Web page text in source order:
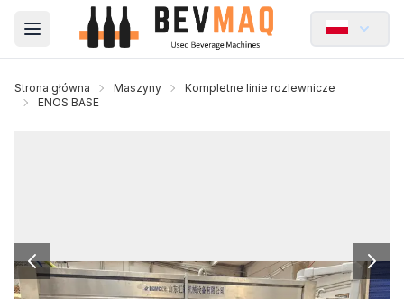
Open main menu
Strona główna Maszyny
Kompletne linie rozlewnicze
ENOS BASE